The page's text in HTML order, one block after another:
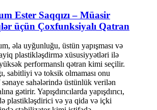
Ester Saqqızı – Müasir
üçün Çoxfunksiyalı Qatran
əla uyğunluğu, üstün yapışması və
plastikləşdirmə xüsusiyyətləri ilə
performanslı qətran kimi seçilir.
sabitliyi və toksik olmaması onu
sahələrində üstünlük verilən
gətirir. Yapışdırıcılarda yapışdırıcı,
plastikləşdirici və ya qida və içki